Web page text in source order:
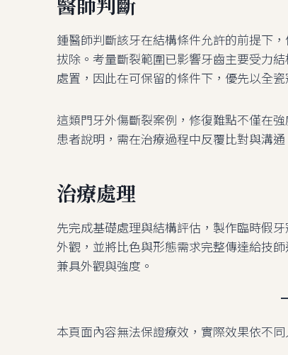
鍾醫師判斷該牙在結構條件允許的前提下
拔除。考量斷裂範圍已影響牙齒主要受力
處置，因此在可保留的條件下，優先以全瓷
這類門牙外傷斷裂案例，修復難點不僅在
患者說明，需在治療過程中反覆比對與溝
治療處理
先完成基礎處理與結構評估，製作臨時假
外觀，並將比色與形態需求完整傳達給技
兼具外觀與強度。
本頁面內容無法保證療效，實際效果依不